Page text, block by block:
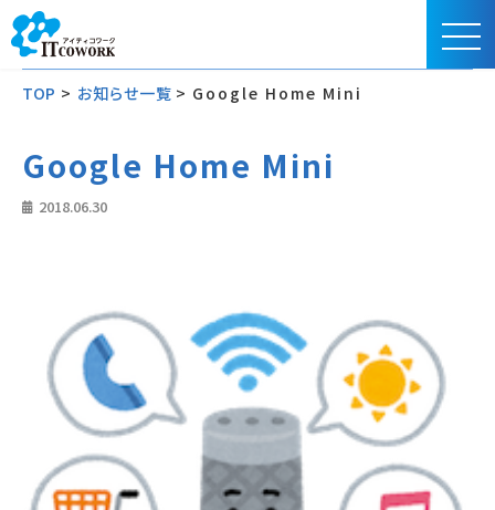
TOP > お知らせ一覧 > Google Home Mini
Google Home Mini
2018.06.30